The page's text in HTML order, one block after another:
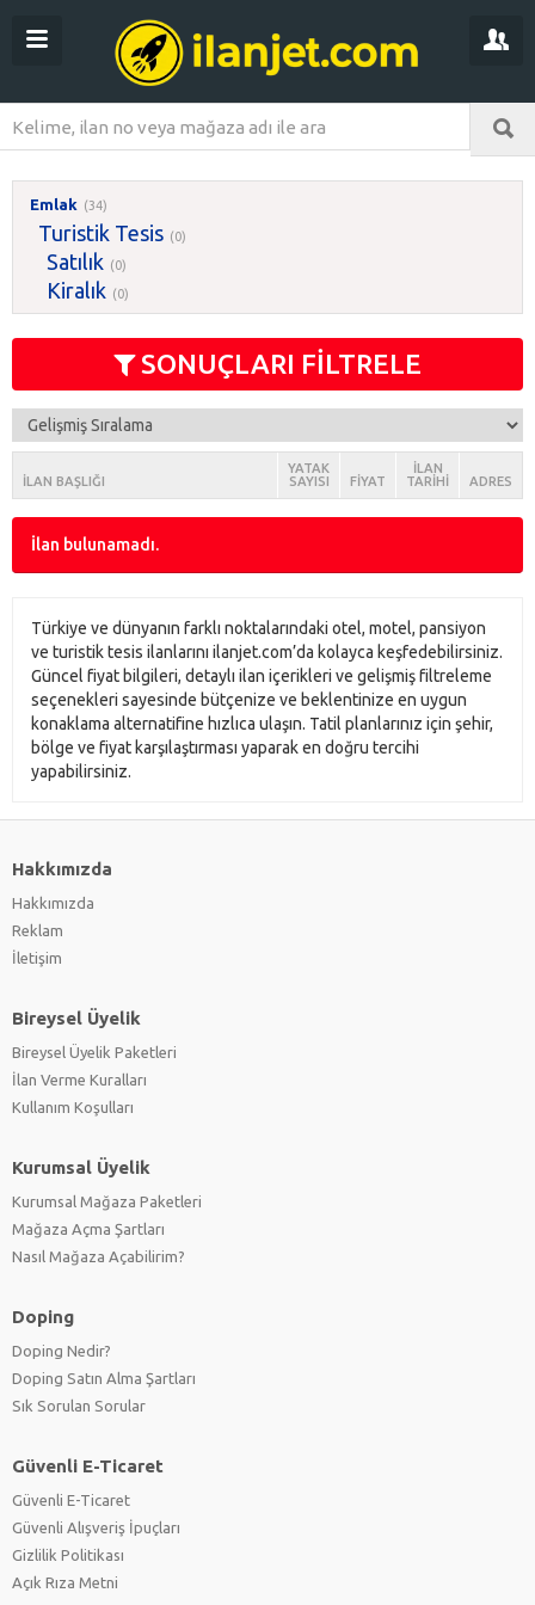
Emlak (34)
Turistik Tesis (0)
Satılık (0)
Kiralık (0)
SONUÇLARI FİLTRELE
İLAN BAŞLIĞI
YATAK
SAYISI
FIYAT
İLAN
TARIHI
ADRES
İlan bulunamadı.
Türkiye ve dünyanın farklı noktalarındaki otel, motel, pansiyon
ve turistik tesis ilanlarını ilanjet.com’da kolayca keşfedebilirsiniz.
Güncel fiyat bilgileri, detaylı ilan içerikleri ve gelişmiş filtreleme
seçenekleri sayesinde bütçenize ve beklentinize en uygun
konaklama alternatifine hızlıca ulaşın. Tatil planlarınız için şehir,
bölge ve fiyat karşılaştırması yaparak en doğru tercihi
yapabilirsiniz.
Hakkımızda
Hakkımızda
Reklam
İletişim
Bireysel Üyelik
Bireysel Üyelik Paketleri
İlan Verme Kuralları
Kullanım Koşulları
Kurumsal Üyelik
Kurumsal Mağaza Paketleri
Mağaza Açma Şartları
Nasıl Mağaza Açabilirim?
Doping
Doping Nedir?
Doping Satın Alma Şartları
Sık Sorulan Sorular
Güvenli E-Ticaret
Güvenli E-Ticaret
Güvenli Alışveriş İpuçları
Gizlilik Politikası
Açık Rıza Metni